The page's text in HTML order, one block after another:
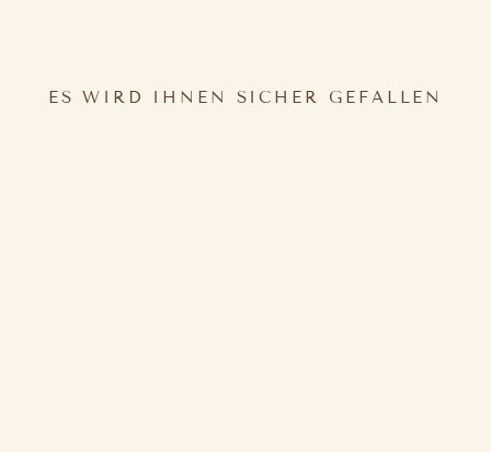
ES WIRD IHNEN SICHER GEFALLEN